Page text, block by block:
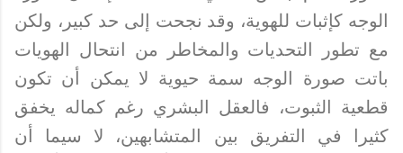
الوجه كإثبات للهوية، وقد نجحت إلى حد كبير، ولكن
مع تطور التحديات والمخاطر من انتحال الهويات
باتت صورة الوجه سمة حيوية لا يمكن أن تكون
قطعية الثبوت، فالعقل البشري رغم كماله يخفق
كثيرا في التفريق بين المتشابهين، لا سيما أن